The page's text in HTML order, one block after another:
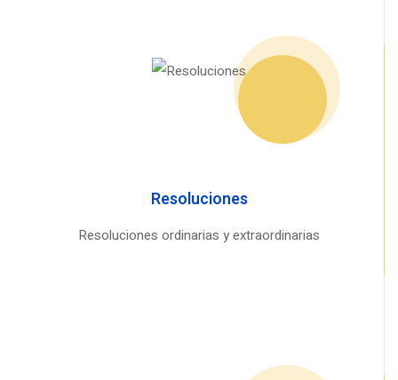
Resoluciones
Resoluciones ordinarias y extraordinarias